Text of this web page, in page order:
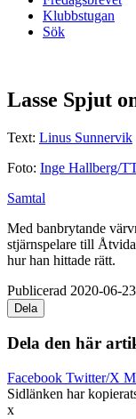
Klubbstugan
Sök
Lasse Spjut
Text: Linus Sunnervik
Foto: Inge Hallberg/
Samtal
Med banbrytande
stjärnspelare till
hur han hittade rätt.
Publicerad 2020-06-23
Dela
Dela den här
Facebook Twitter/X
Sidlänken har
x